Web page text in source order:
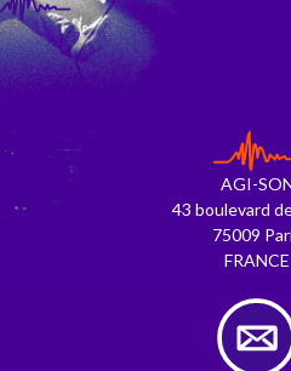
AGI-
43 boulevard
75009
FRANCE